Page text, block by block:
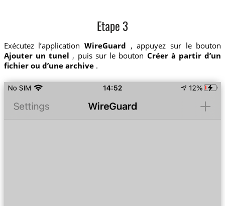
Etape 3
Exécutez l’application WireGuard , appuyez sur le bouton
Ajouter un tunel , puis sur le bouton Créer à partir d’un
fichier ou d’une archive.